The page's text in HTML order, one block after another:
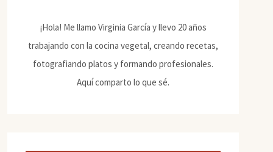
¡Hola! Me llamo Virginia García y llevo 20 años
trabajando con la cocina vegetal, creando recetas,
fotografiando platos y formando profesionales.
Aquí comparto lo que sé.